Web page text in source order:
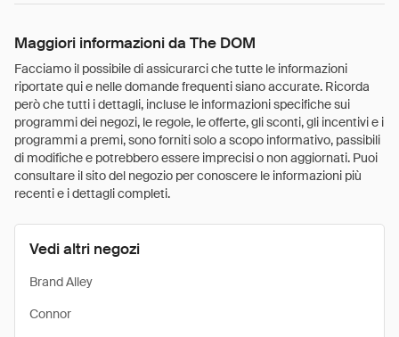
Maggiori informazioni da The DOM
Facciamo il possibile di assicurarci che tutte le informazioni
riportate qui e nelle domande frequenti siano accurate. Ricorda
però che tutti i dettagli, incluse le informazioni specifiche sui
programmi dei negozi, le regole, le offerte, gli sconti, gli incentivi e i
programmi a premi, sono forniti solo a scopo informativo, passibili
di modifiche e potrebbero essere imprecisi o non aggiornati. Puoi
consultare il sito del negozio per conoscere le informazioni più
recenti e i dettagli completi.
Vedi altri negozi
Brand Alley
Connor